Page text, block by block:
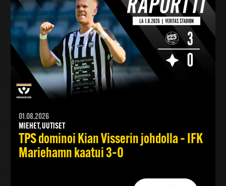
01.08.2026
MIEHET, UUTISET
TPS dominoi Kian Visserin johdolla – IFK
Mariehamn kaatui 3–0